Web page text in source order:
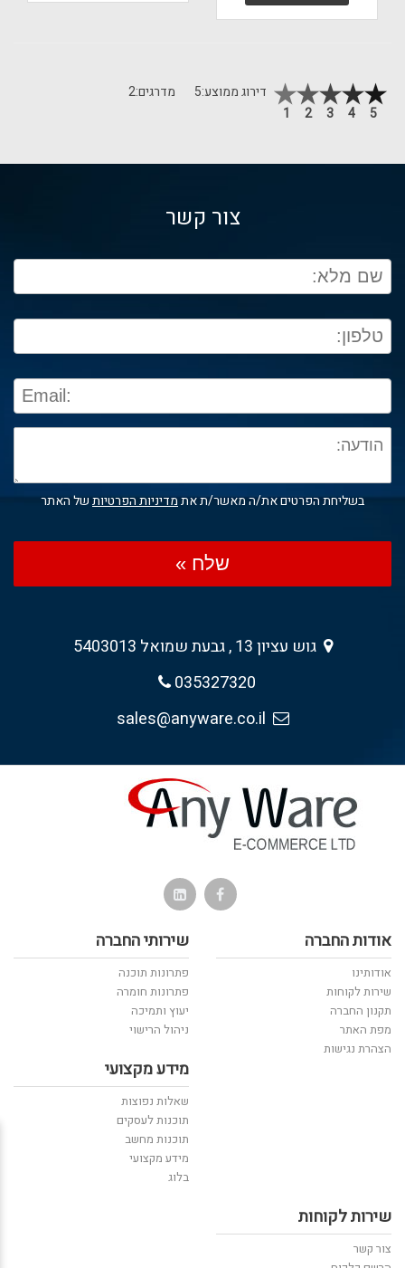
דירוג ממוצע:5 מדרגים:2
5
4
3
2
1
צור קשר
בשליחת הפרטים את/ה מאשר/ת אתמדיניות הפרטיותשל האתר
שלח »
גוש עציון 13 , גבעת שמואל 5403013
035327320
אודות החברה
אודותינו
שירות לקוחות
תקנון החברה
מפת האתר
הצהרת נגישות
שירותי החברה
פתרונות תוכנה
פתרונות חומרה
יעוץ ותמיכה
ניהול הרישוי
מידע מקצועי
שאלות נפוצות
תוכנות לעסקים
תוכנות מחשב
מידע מקצועי
בלוג
שירות לקוחות
צור קשר